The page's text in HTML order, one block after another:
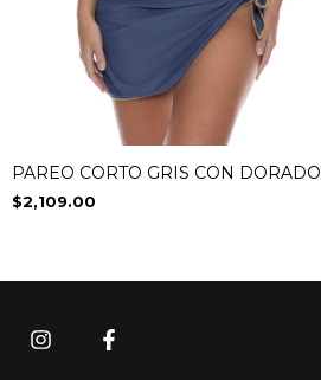
PAREO CORTO GRIS CON DORADO
$2,109.00